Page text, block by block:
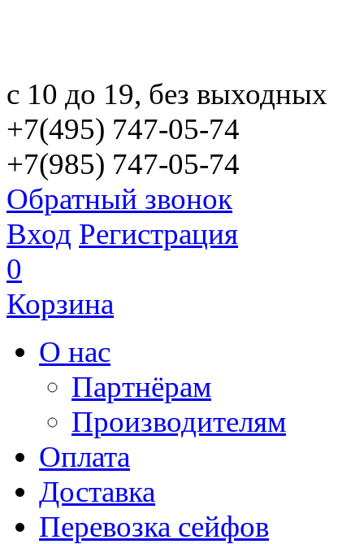
с 10 до 19, без выходных
+7(495) 747-05-74
+7(985) 747-05-74
Обратный звонок
Вход Регистрация
0
Корзина
О нас
Партнёрам
Производителям
Оплата
Доставка
Перевозка сейфов